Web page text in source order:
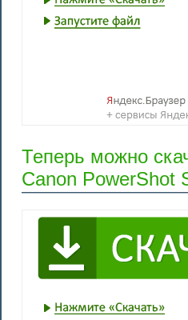
Теперь можно
Canon PowerShot